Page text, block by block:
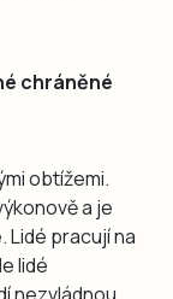
chráněné
obtížemi.
a je
Lidé pracují na
lidé